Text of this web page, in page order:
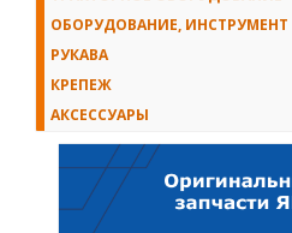
ОБОРУДОВАНИЕ, ИНСТРУМЕНТ
РУКАВА
КРЕПЕЖ
АКСЕССУАРЫ